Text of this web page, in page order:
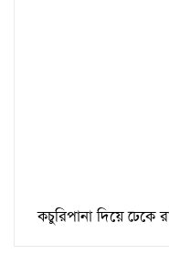
কচুরিপানা দিয়ে ঢেকে